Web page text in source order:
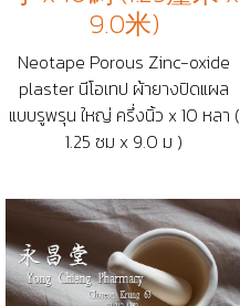
9.0米)
Neotape Porous Zinc-oxide
plaster นีโอเทป ผ้ายางปิดแผล
แบบรูพรุน ใหญ่ ครึ่งนิ้ว x 10 หลา (
1.25 ซม x 9.0 ม )